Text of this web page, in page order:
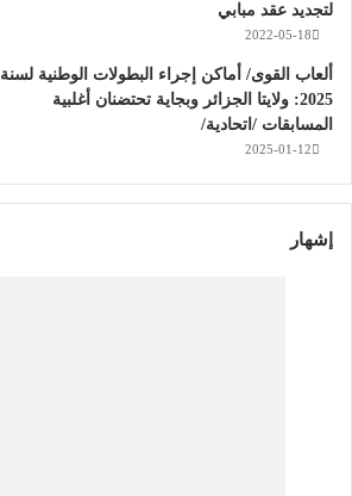
لتجديد عقد مبابي
2022-05-18
ألعاب القوى/ أماكن إجراء البطولات الوطنية لسنة
2025: ولايتا الجزائر وبجاية تحتضنان أغلبية
المسابقات /اتحادية/
2025-01-12
إشهار